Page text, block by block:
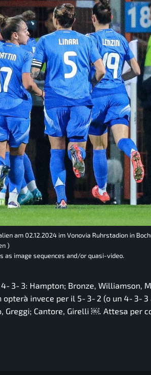
am 02.12.2024 im Vonovia Ruhrstadion in
)
as image sequences and/or quasi-video.
Hampton; Bronze, Williamson,
opterà invece per il 5‑3‑2 (o un
Greggi; Cantore, Girelli ￼. Attesa per